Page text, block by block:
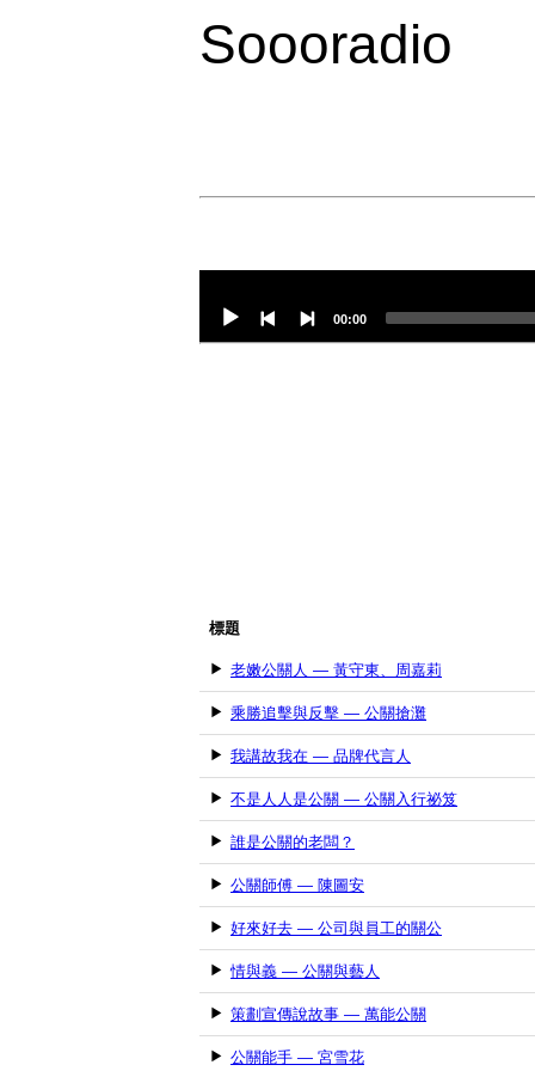
Soooradio
Player
00:00
標題
老嫩公關人 — 黃守東、周嘉莉
乘勝追擊與反擊 — 公關搶灘
我講故我在 — 品牌代言人
不是人人是公關 — 公關入行祕笈
誰是公關的老闆？
公關師傅 — 陳圖安
好來好去 — 公司與員工的關公
情與義 — 公關與藝人
策劃宣傳說故事 — 萬能公關
公關能手 — 宮雪花